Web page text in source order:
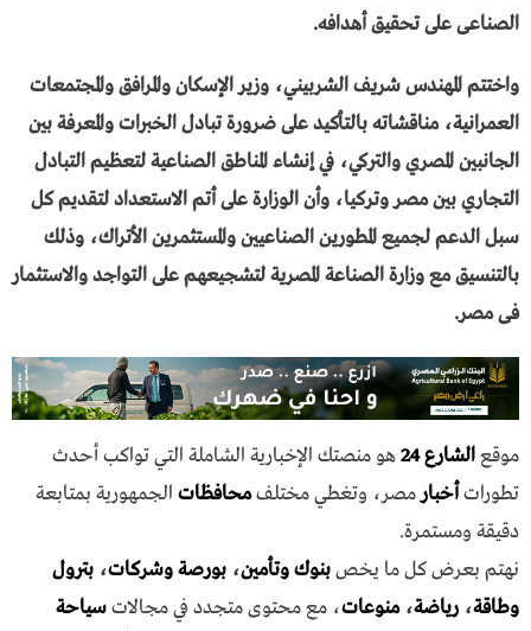
الصناعى على تحقيق أهدافه.
واختتم المهندس شريف الشربيني، وزير الإسكان والمرافق والمجتمعات
العمرانية، مناقشاته بالتأكيد على ضرورة تبادل الخبرات والمعرفة بين
الجانبين المصري والتركي، في إنشاء المناطق الصناعية لتعظيم التبادل
التجاري بين مصر وتركيا، وأن الوزارة على أتم الاستعداد لتقديم كل
سبل الدعم لجميع المطورين الصناعيين والمستثمرين الأتراك، وذلك
بالتنسيق مع وزارة الصناعة المصرية لتشجيعهم على التواجد والاستثمار
فى مصر.
موقعالشارع 24
هو منصتك الإخبارية الشاملة التي تواكب أحدث
تطوراتأخبار مصر، وتغطي مختلفمحافظات الجمهورية بمتابعة
دقيقة ومستمرة.
نهتم بعرض كل ما يخصبنوك وتأمين، بورصة وشركات، بترول
وطاقة، رياضة،منوعات، مع محتوى متجدد في مجالاتسياحة